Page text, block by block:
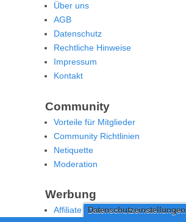
Datenschutzeinstellungen
Über uns
AGB
Datenschutz
Rechtliche Hinweise
Impressum
Kontakt
Community
Vorteile für Mitglieder
Community Richtlinien
Netiquette
Moderation
Werbung
Affiliate Offenlegung